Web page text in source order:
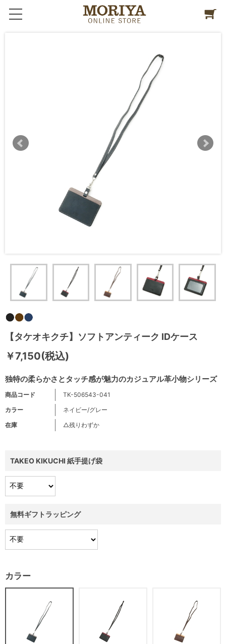
【タケオキクチ】ソフトアンティーク IDケース
独特の柔らかさとタッチ感が魅力のカジュアル革小物シリーズ
￥7,150(税込)
商品コード
TK-506543-041
カラー
ネイビー/グレー
在庫
△残りわずか
TAKEO KIKUCHI 紙手提げ袋
無料ギフトラッピング
カラー